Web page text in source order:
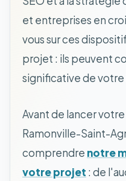
et entreprises en
vous sur ces
projet : ils peuvent
significative de
Avant de lancer
Ramonville-Saint-
comprendre notre
votre projet : de